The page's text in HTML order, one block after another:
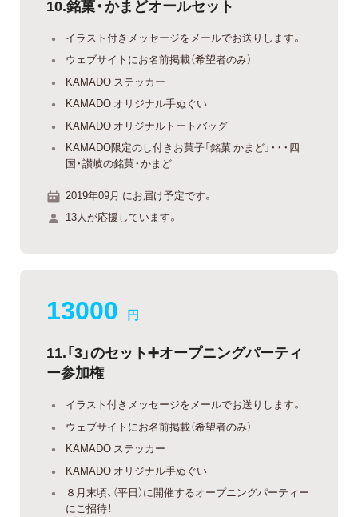
10.銘菓・かまどオールセット
イラスト付きメッセージをメールでお送りします。
ウェブサイトにお名前掲載（希望者のみ）
KAMADO ステッカー
KAMADO オリジナル手ぬぐい
KAMADO オリジナルトートバッグ
KAMADO限定のし付きお菓子「銘菓 かまど」・・・四
国・讃岐の銘菓・かまど
2019年09月 にお届け予定です。
13人が応援しています。
13000 円
11.「3」のセット➕オープニングパーティ
ー参加権
イラスト付きメッセージをメールでお送りします。
ウェブサイトにお名前掲載（希望者のみ）
KAMADO ステッカー
KAMADO オリジナル手ぬぐい
８月末頃、（平日）に開催するオープニングパーティー
にご招待！